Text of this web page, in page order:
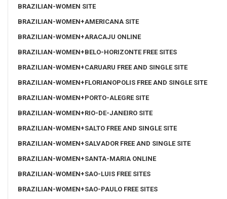
BRAZILIAN-WOMEN SITE
BRAZILIAN-WOMEN+AMERICANA SITE
BRAZILIAN-WOMEN+ARACAJU ONLINE
BRAZILIAN-WOMEN+BELO-HORIZONTE FREE SITES
BRAZILIAN-WOMEN+CARUARU FREE AND SINGLE SITE
BRAZILIAN-WOMEN+FLORIANOPOLIS FREE AND SINGLE SITE
BRAZILIAN-WOMEN+PORTO-ALEGRE SITE
BRAZILIAN-WOMEN+RIO-DE-JANEIRO SITE
BRAZILIAN-WOMEN+SALTO FREE AND SINGLE SITE
BRAZILIAN-WOMEN+SALVADOR FREE AND SINGLE SITE
BRAZILIAN-WOMEN+SANTA-MARIA ONLINE
BRAZILIAN-WOMEN+SAO-LUIS FREE SITES
BRAZILIAN-WOMEN+SAO-PAULO FREE SITES